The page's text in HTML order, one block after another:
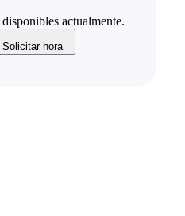
actualmente.
Solicitar hora